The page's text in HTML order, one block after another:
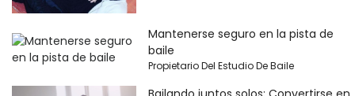
Mantenerse seguro en la pista de
baile
Propietario Del Estudio De Baile